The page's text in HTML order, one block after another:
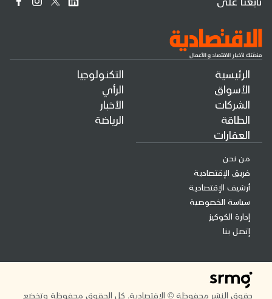
الرئيسية
الأسواق
الشركات
الطاقة
العقارات
التكنولوجيا
الرأي
الأخبار
الرياضة
من نحن
فريق الإقتصادية
أرشيف الإقتصادية
سياسة الخصوصية
إدارة الكوكيز
إتصل بنا
حقوق النشر محفوظة © الاقتصادية. كل الحقوق محفوظة وتخضع